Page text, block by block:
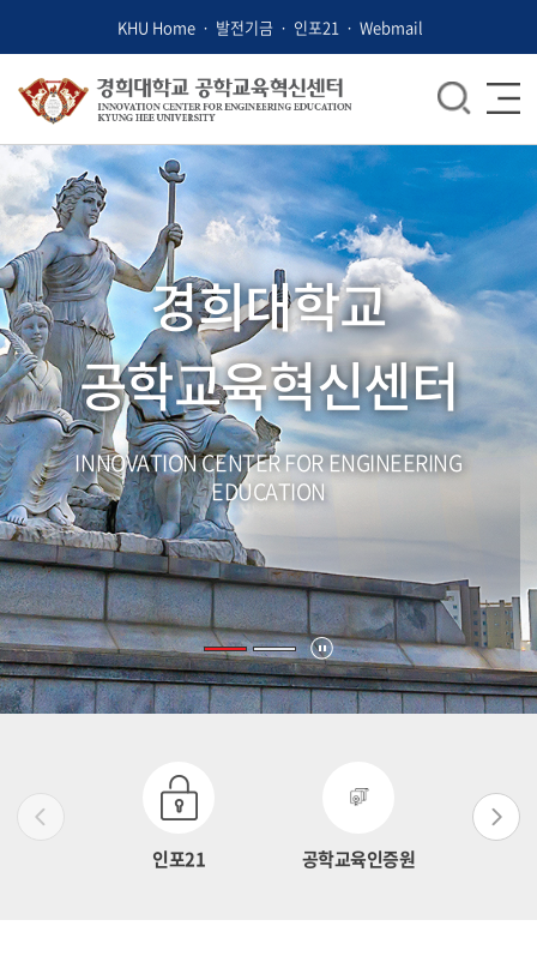
KHU Home 발전기금 인포21 Webmail
경희대학교
공학교육혁신센터
INNOVATION CENTER FOR ENGINEERING
EDUCATION
경희대학교
공학교육혁신센터
INNOVATION CENTER FOR ENGINEERING
EDUCATION
인포21 공학교육인증원